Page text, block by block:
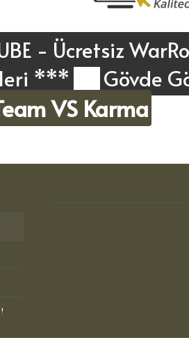
- Ücretsiz
***
Gövde
VS Karma